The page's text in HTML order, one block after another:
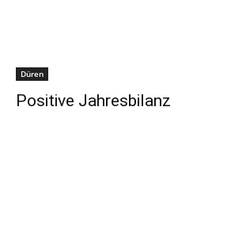
Düren
Positive Jahresbilanz